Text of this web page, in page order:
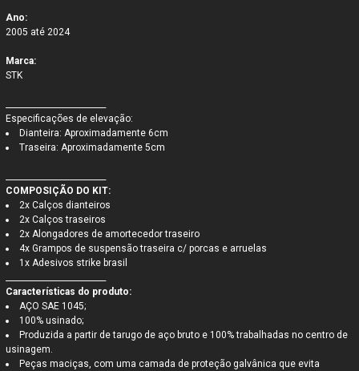
Ano:
2005 até 2024
Marca:
STK
Especificações de elevação:
Dianteira: Aproximadamente 6cm
Traseira: Aproximadamente 5cm
COMPOSIÇÃO DO KIT:
2x Calços dianteiros
2x Calços traseiros
2x Alongadores de amortecedor traseiro
4x Grampos de suspensão traseira c/ porcas e arruelas
1x Adesivos strike brasil
Características do produto:
AÇO SAE 1045;
100% usinado;
Produzida a partir de tarugo de aço bruto e 100% trabalhadas no centro de
usinagem.
Peças maciças, com uma camada de proteção galvânica que evita